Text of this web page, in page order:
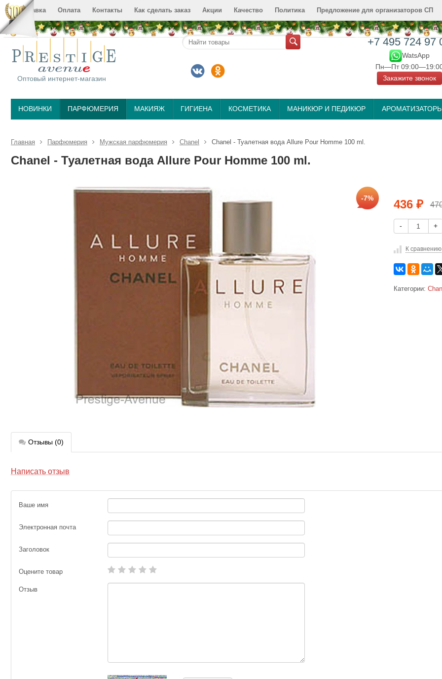
Доставка Оплата Контакты Как сделать заказ Акции Качество Политика Предложение для организаторов СП
Оптовый интернет-магазин
+7 495 724 97
WatsApp
Пн—Пт
Закажите звонок
НОВИНКИ ПАРФЮМЕРИЯ МАКИЯЖ ГИГИЕНА КОСМЕТИКА МАНИКЮР И ПЕДИКЮР
Главная Парфюмерия Мужская парфюмерия Chanel Сhanеl - Туалетная вода Аllurе Pоur Hоmme 100 ml.
Сhanеl - Туалетная вода Аllurе Pоur Hоmme 100 ml.
-7% 436 ₽
- +
К сравнению
Категории:
Отзывы (0)
Написать отзыв
Ваше имя
Электронная почта
Заголовок
Оцените товар
Отзыв